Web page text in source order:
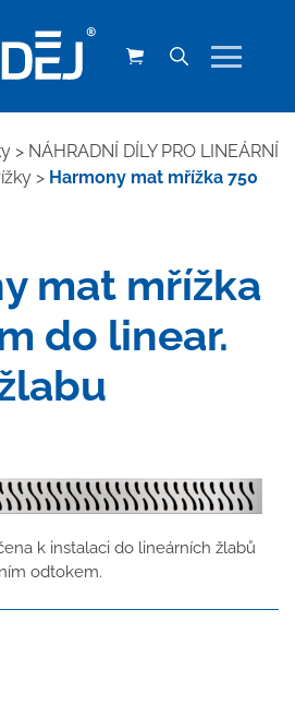
> NÁHRADNÍ DÍLY PRO LINEÁRNÍ
> Harmony mat mřížka 750
mat mřížka
do linear.
k instalaci do lineárních žlabů
odtokem.